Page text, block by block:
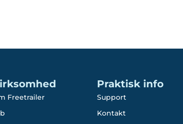
Freetrailer
Praktisk info
Support
Kontakt